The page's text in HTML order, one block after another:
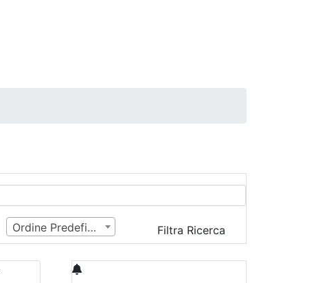
Ordine Predefinito Filtra Ricerca